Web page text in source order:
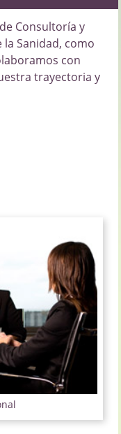
Consultoría y
Sanidad, como
con
trayectoria y